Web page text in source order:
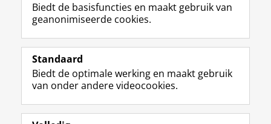
Volg de RUG
F
a
e
b
o
L
i
k
e
I
R
S
-
f
e
I
n
t
r
Y
o
T
e
Studiekiezers
Biedt de basisfuncties en maakt gebruik van
geanonimiseerde cookies.
Standaard
Biedt de optimale werking en maakt gebruik
van onder andere videocookies.